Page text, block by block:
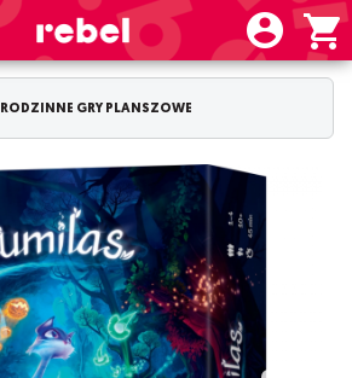
RODZINNE GRY PLANSZOWE